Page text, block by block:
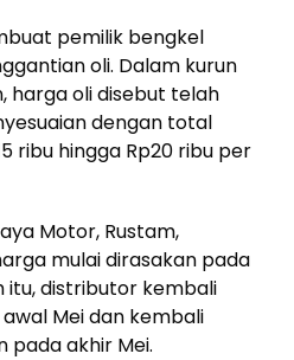
pemilik bengkel
oli. Dalam kurun
harga oli disebut telah
dengan total
ribu hingga Rp20 ribu per
Motor, Rustam,
mulai dirasakan pada
itu, distributor kembali
Mei dan kembali
pada akhir Mei.